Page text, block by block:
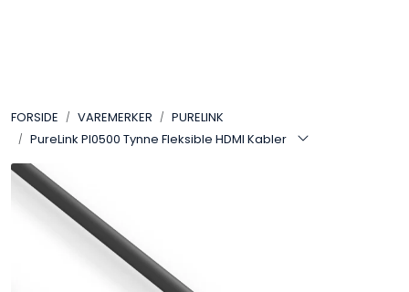
FORSIDE VAREMERKER
PURELINK
PureLink PI0500 Tynne Fleksible HDMI Kabler
LYD
LYS
TILBEHØR